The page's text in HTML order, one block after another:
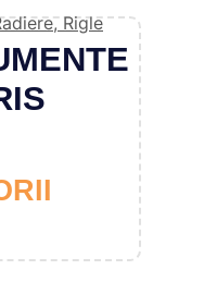
Rigle